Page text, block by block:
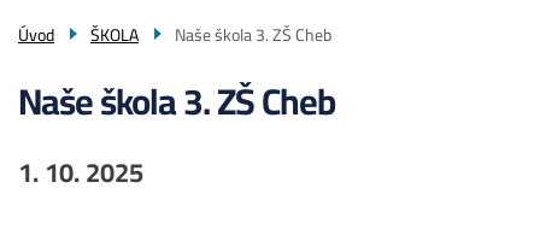
PO ŠKOLE
Úvod ŠKOLA Naše škola 3. ZŠ Cheb
Naše škola 3. ZŠ Cheb
1. 10. 2025